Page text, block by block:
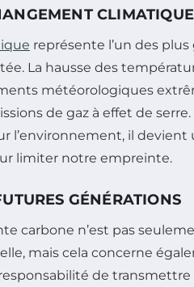
CLIMATIQUE
représente l’un des
La hausse des
météorologiques
de gaz à effet de
l’environnement, il devient
limiter notre empreinte.
GÉNÉRATIONS
carbone n’est pas
mais cela concerne
responsabilité de